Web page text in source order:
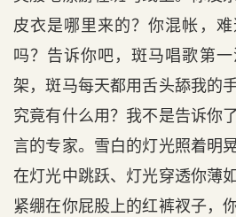
皮衣是哪里来的？你混帐，
吗？告诉你吧，斑马唱歌第
架，斑马每天都用舌头舔我的
究竟有什么用？我不是告诉你
言的专家。雪白的灯光照着明
在灯光中跳跃、灯光穿透你薄
紧绷在你屁股上的红裤衩子，